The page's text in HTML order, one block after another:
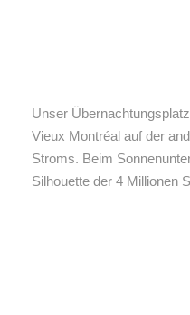
Unser
Vieux Montréal auf der
Stroms. Beim
Silhouette der 4 Millionen